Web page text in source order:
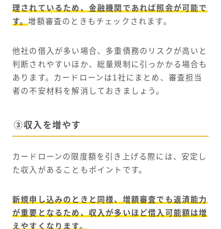
理されているため、金融機関であれば照会が可能で
す。増額審査のときもチェックされます。
他社の借入が多い場合、多重債務のリスクが高いと
判断されやすいほか、総量規制に引っかかる場合も
あります。カードローンは1社にまとめ、審査担当
者の不安材料を解消しておきましょう。
③収入を増やす
カードローンの限度額を引き上げる際には、安定し
た収入があることもポイントです。
新規申し込みのときと同様、増額審査でも返済能力
が重要となるため、収入が多いほど借入可能額は増
えやすくなります。